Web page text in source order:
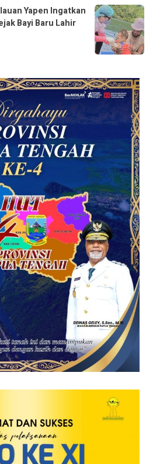
Yapen Ingatkan
Bayi Baru Lahir